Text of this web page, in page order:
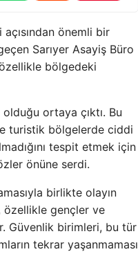
önemli bir
Sarıyer Asayiş Büro
bölgedeki
ortaya çıktı. Bu
turistik bölgelerde ciddi
tespit etmek için
önüne serdi.
birlikte olayın
özellikle gençler ve
Güvenlik birimleri, bu tür
tekrar yaşanmaması